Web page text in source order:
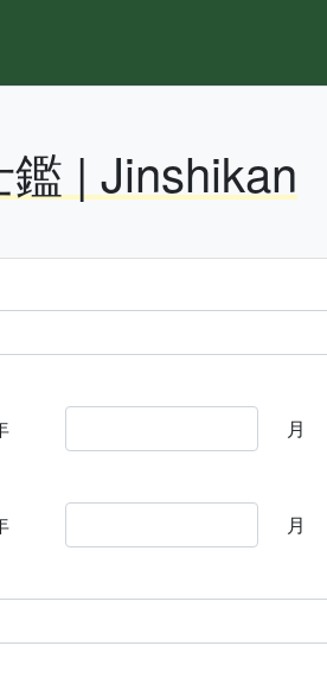
| Jinshikan
月
月